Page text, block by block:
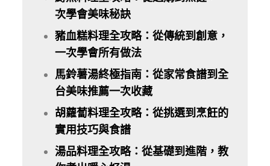
次學會美味秘訣
豬血糕料理全攻略：從傳統到創意，
一次學會所有做法
馬鈴薯湯終極指南：從家常食譜到全
台美味推薦一次收藏
胡蘿蔔料理全攻略：從挑選到烹飪的
實用技巧與食譜
湯品料理全攻略：從基礎到進階，教